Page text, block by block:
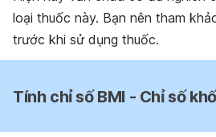
loại thuốc này. Bạn nên tham
trước khi sử dụng thuốc.
Tính chỉ số BMI - Chỉ số